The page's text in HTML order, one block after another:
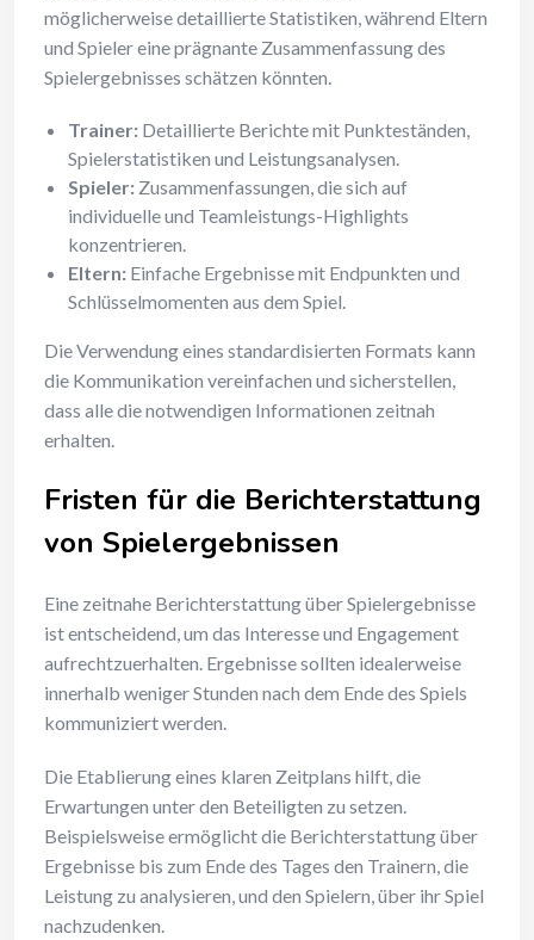
möglicherweise detaillierte Statistiken, während Eltern
und Spieler eine prägnante Zusammenfassung des
Spielergebnisses schätzen könnten.
Trainer: Detaillierte Berichte mit Punkteständen,
Spielerstatistiken und Leistungsanalysen.
Spieler: Zusammenfassungen, die sich auf
individuelle und Teamleistungs-Highlights
konzentrieren.
Eltern: Einfache Ergebnisse mit Endpunkten und
Schlüsselmomenten aus dem Spiel.
Die Verwendung eines standardisierten Formats kann
die Kommunikation vereinfachen und sicherstellen,
dass alle die notwendigen Informationen zeitnah
erhalten.
Fristen für die Berichterstattung
von Spielergebnissen
Eine zeitnahe Berichterstattung über Spielergebnisse
ist entscheidend, um das Interesse und Engagement
aufrechtzuerhalten. Ergebnisse sollten idealerweise
innerhalb weniger Stunden nach dem Ende des Spiels
kommuniziert werden.
Die Etablierung eines klaren Zeitplans hilft, die
Erwartungen unter den Beteiligten zu setzen.
Beispielsweise ermöglicht die Berichterstattung über
Ergebnisse bis zum Ende des Tages den Trainern, die
Leistung zu analysieren, und den Spielern, über ihr Spiel
nachzudenken.